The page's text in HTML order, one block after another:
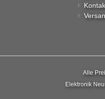
Alle
Elektronik